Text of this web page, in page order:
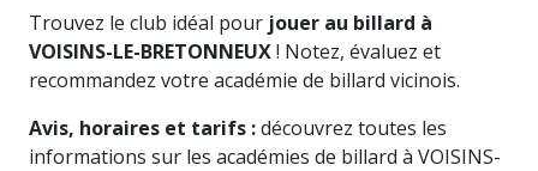
Trouvez le club idéal pour jouer au billard à
VOISINS-LE-BRETONNEUX! Notez, évaluez et
recommandez votre académie de billard vicinois.
Avis, horaires et tarifs :découvrez toutes les
informations sur les académies de billard à VOISINS-